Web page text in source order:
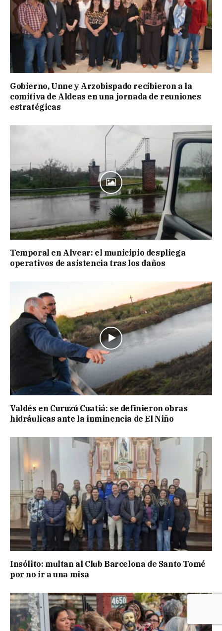
Gobierno, Unne y Arzobispado recibieron a la
comitiva de Aldeas en una jornada de reuniones
estratégicas
Temporal en Alvear: el municipio despliega
operativos de asistencia tras los daños
Valdés en Curuzú Cuatiá: se definieron obras
hidráulicas ante la inminencia de El Niño
Insólito: multan al Club Barcelona de Santo Tomé
por no ir a una misa